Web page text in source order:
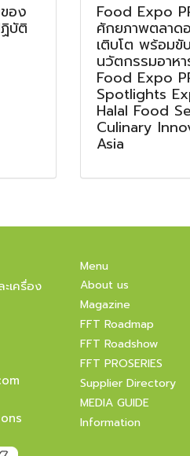
อง
บัติ
Food Expo
ศักยภาพตลาด
เติบโต พร้อมขั
นวัตกรรมอาหา
Food Expo
Spotlights
Halal Food
Culinary
Asia
เครื่อง
Menu
About us
Magazine
FFT Roadmap
FFT Roadshow
FFT PROSERIES
Supplier Directory
MEDIA GUIDE
Information